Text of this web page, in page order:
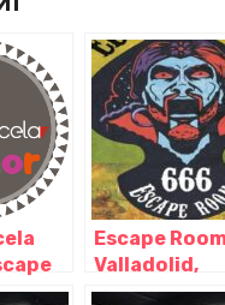
Escape
Valladolid,
Valladolid –